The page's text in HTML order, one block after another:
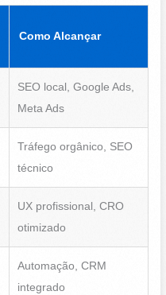
Como Alcançar
SEO local, Google Ads,
Meta Ads
Tráfego orgânico, SEO
técnico
UX profissional, CRO
otimizado
Automação, CRM
integrado